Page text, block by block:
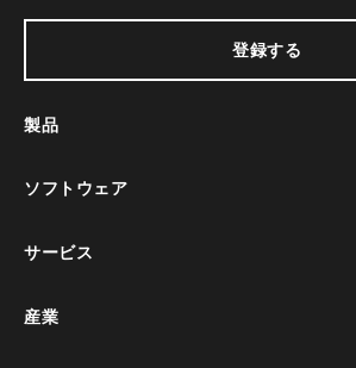
登録する
製品
ソフトウェア
サービス
産業